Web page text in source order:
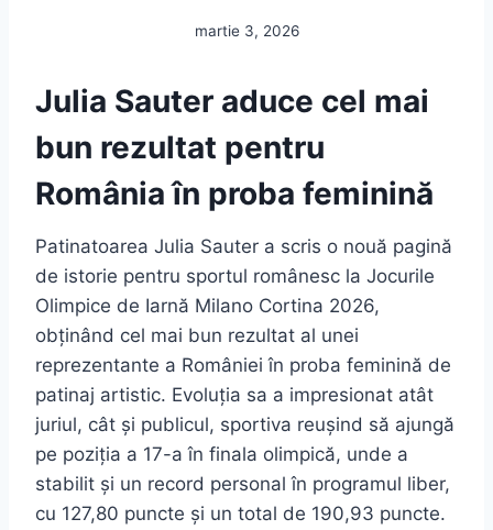
martie 3, 2026
Julia Sauter aduce cel mai
bun rezultat pentru
România în proba feminină
Patinatoarea Julia Sauter a scris o nouă pagină
de istorie pentru sportul românesc la Jocurile
Olimpice de Iarnă Milano Cortina 2026,
obținând cel mai bun rezultat al unei
reprezentante a României în proba feminină de
patinaj artistic. Evoluția sa a impresionat atât
juriul, cât și publicul, sportiva reușind să ajungă
pe poziția a 17-a în finala olimpică, unde a
stabilit și un record personal în programul liber,
cu 127,80 puncte și un total de 190,93 puncte.